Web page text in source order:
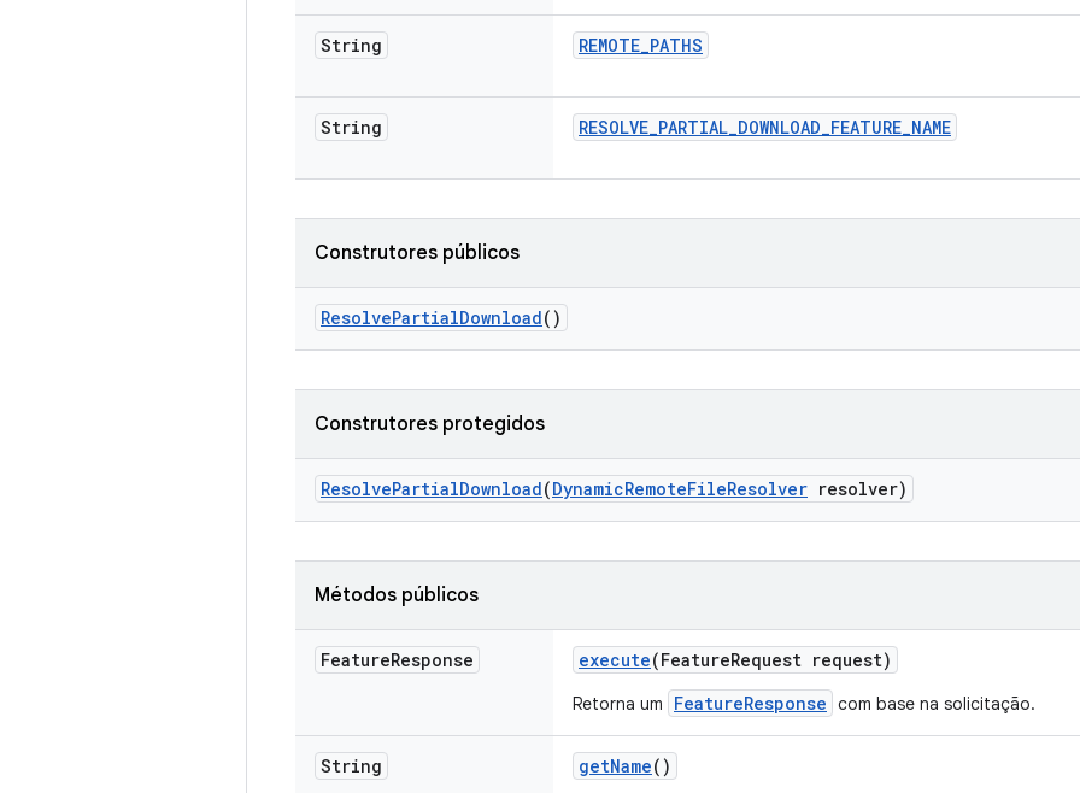
String REMOTE_PATHS
String RESOLVE_PARTIAL_DOWNLOAD_FEATURE_NAME
Construtores públicos
ResolvePartialDownload()
Construtores protegidos
ResolvePartialDownload(DynamicRemoteFileResolver resolver)
Métodos públicos
FeatureResponse execute(FeatureRequest request)
Retorna um FeatureResponse com base na solicitação.
String getName()